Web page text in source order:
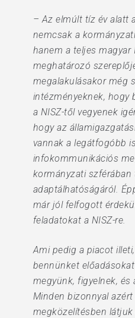
– Az elmúlt tíz év alatt
nemcsak a
hanem a teljes magyar
meghatározó
megalakulásakor még
intézményeknek, hogy
a NISZ-től vegyenek
hogy az
vannak a legátfogóbb
infokommunikációs
kormányzati szférában
adaptálhatóságáról.
már jól felfogott
feladatokat a NISZ-re.
Ami pedig a piacot
bennünket
megyünk, figyelnek, és
Minden bizonnyal
megközelítésben